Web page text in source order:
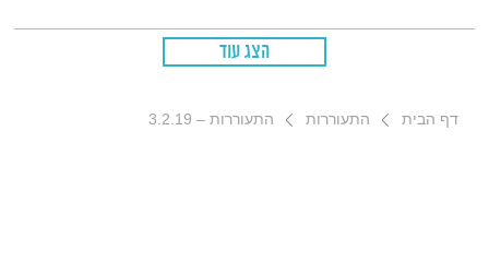
הצג עוד
דף הבית התעוררות התעוררות – 3.2.19